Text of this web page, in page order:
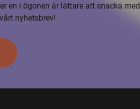
en i ögonen är lättare att snacka
nyhetsbrev!